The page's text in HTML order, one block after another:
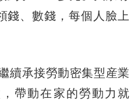
錢、數錢，每個人臉上
承接勞動密集型産業
帶動在家的勞動力就